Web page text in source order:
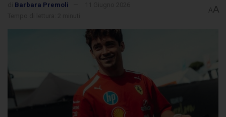
Barbara Premoli
AA